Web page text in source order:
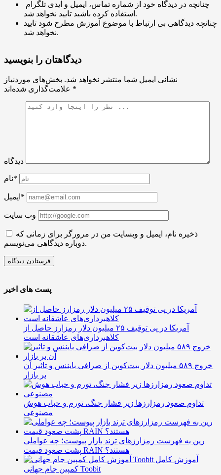
استفاده کرده باشید تایید نخواهد شد.
چنانچه دیدگاهی بی ارتباط با موضوع آموزش مطرح شود تایید
نخواهد شد.
دیدگاهتان را بنویسید
نشانی ایمیل شما منتشر نخواهد شد. بخش‌های موردنیاز
*
دیدگاه
نام*
ایمیل*
وب سایت
ذخیره نام، ایمیل و وبسایت من در مرورگر برای زمانی که
دوباره دیدگاهی می‌نویسم.
پست های اخیر
آمریکا در پی توقیف ۲۵ میلیون دلار رمزارز حاصل از
کلاهبرداری‌های عاشقانه است
خروج ۵۸۹ میلیون دلار بیت‌کوین از صرافی بایننس و تاثیر آن
بر بازار
تداوم صعود رمزارزها زیر فشار جنگ، تورم و حباب هوش
مصنوعی
رین به فهرست رمزارزهای ترند بازار پیوست؛ چه عواملی
پشت صعود قیمت RAIN هستند؟
آموزش کامل
کمپین جام جهانی Toobit